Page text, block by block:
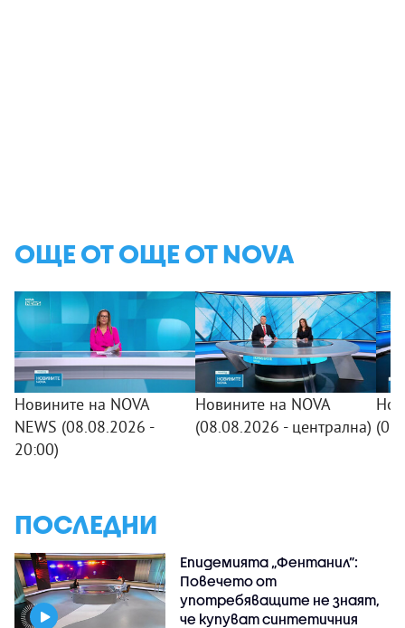
ОЩЕ ОТ ОЩЕ ОТ NOVA
Новините на NOVA
NEWS (08.08.2026 -
20:00)
Новините на NOVA
(08.08.2026 - централна)
ПОСЛЕДНИ
Епидемията „Фентанил”:
Повечето от
употребяващите не знаят,
че купуват синтетичния